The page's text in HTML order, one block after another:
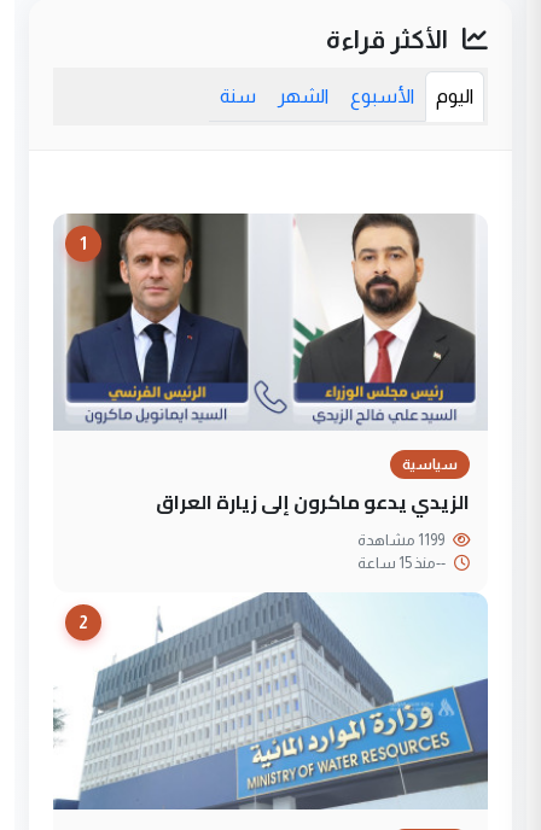
الأكثر قراءة
اليوم الأسبوع الشهر سنة
1
سياسية
الزيدي يدعو ماكرون إلى زيارة العراق
--منذ 15 ساعة
2